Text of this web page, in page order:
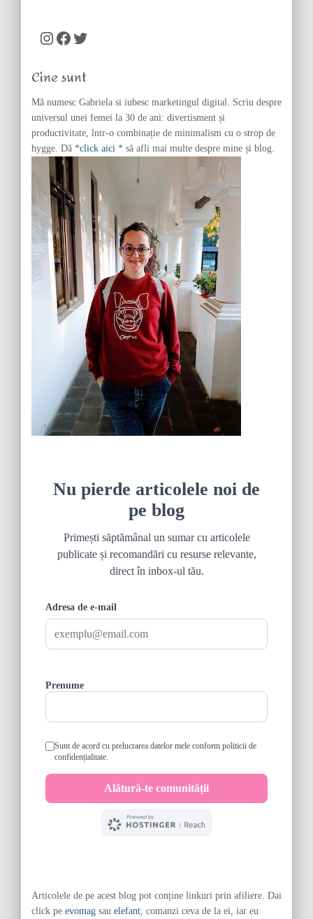
o
Instagram Facebook Twitter
Cine sunt
Mă numesc Gabriela si iubesc marketingul digital. Scriu despre
universul unei femei la 30 de ani: divertisment și
productivitate, într-o combinație de minimalism cu o strop de
hygge. Dă *click aici * să afli mai multe despre mine și blog.
Articolele de pe acest blog pot conține linkuri prin afiliere. Dai
click pe evomag sau elefant, comanzi ceva de la ei, iar eu